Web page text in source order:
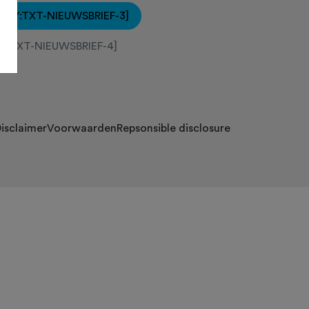
[KEY:TXT-NIEUWSBRIEF-3]
NIEUWSBRIEF-4]
VoorwaardenRepsonsible disclosure